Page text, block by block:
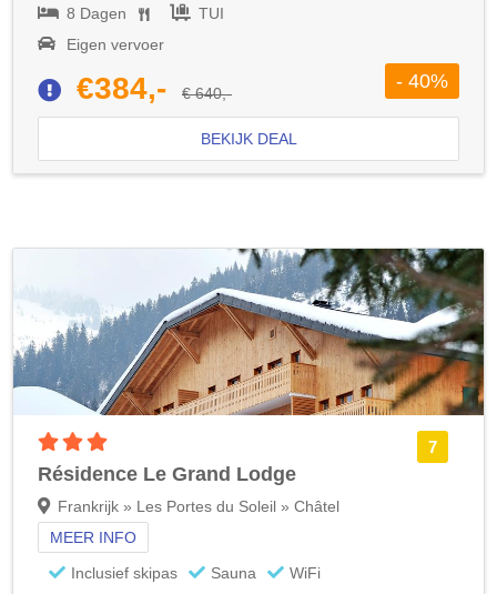
8 Dagen
TUI
Eigen vervoer
€384,- € 640,-
- 40%
BEKIJK DEAL
7
Résidence Le Grand Lodge
Frankrijk » Les Portes du Soleil » Châtel
MEER INFO
Inclusief skipas
Sauna
WiFi